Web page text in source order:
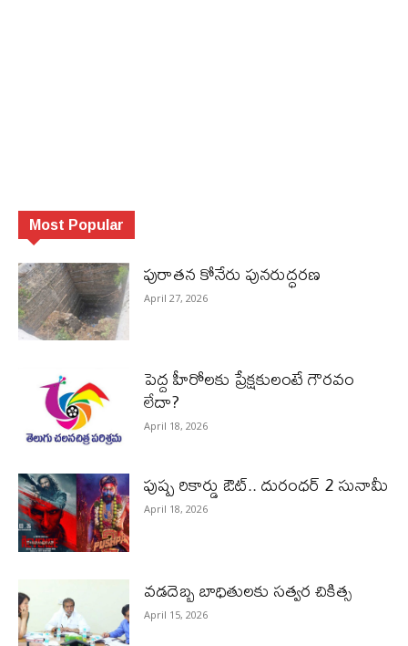
Most Popular
పురాత‌న కోనేరు పున‌రుద్ధ‌ర‌ణ
April 27, 2026
పెద్ద హీరోల‌కు ప్రేక్ష‌కులంటే గౌర‌వం
లేదా?
April 18, 2026
పుష్ప రికార్డు ఔట్‌.. దురంధ‌ర్ 2 సునామీ
April 18, 2026
వడదెబ్బ బాధితులకు సత్వర చికిత్స
April 15, 2026